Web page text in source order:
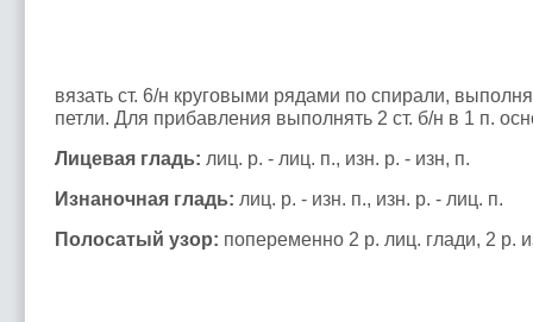
вязать ст. 6/н круговыми рядами по спирали,
петли. Для прибавления выполнять 2 ст. б/н в 1 п.
Лицевая гладь: лиц. р. - лиц. п., изн. р. - изн, п.
Изнаночная гладь: лиц. р. - изн. п., изн. р. - лиц. п.
Полосатый узор: попеременно 2 р. лиц. глади, 2 р.